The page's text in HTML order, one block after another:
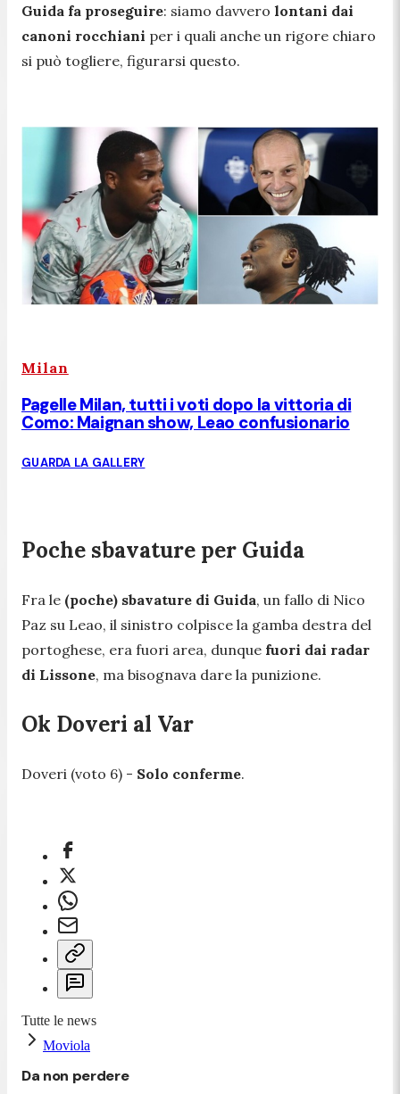
Guida fa proseguire: siamo davvero lontani dai
canoni rocchiani per i quali anche un rigore chiaro
si può togliere, figurarsi questo.
Milan
Pagelle Milan, tutti i voti dopo la vittoria di
Como: Maignan show, Leao confusionario
GUARDA LA GALLERY
Poche sbavature per Guida
Fra le (poche) sbavature di Guida, un fallo di Nico
Paz su Leao, il sinistro colpisce la gamba destra del
portoghese, era fuori area, dunque fuori dai radar
di Lissone, ma bisognava dare la punizione.
Ok Doveri al Var
Doveri (voto 6) - Solo conferme.
Tutte le news
Moviola
Da non perdere